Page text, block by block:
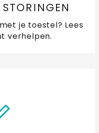
dampkappen?
van mijn kookplaat
je toestel? Lees
verhelpen.